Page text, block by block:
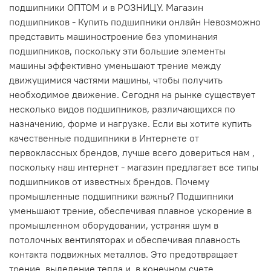
подшипники ОПТОМ и в РОЗНИЦУ. Магазин
подшипников - Купить подшипники онлайн Невозможно
представить машиностроение без упоминания
подшипников, поскольку эти большие элементы
машины эффективно уменьшают трение между
движущимися частями машины, чтобы получить
необходимое движение. Сегодня на рынке существует
несколько видов подшипников, различающихся по
назначению, форме и нагрузке. Если вы хотите купить
качественные подшипники в Интернете от
первоклассных брендов, лучше всего довериться нам ,
поскольку наш интернет - магазин предлагает все типы
подшипников от известных брендов. Почему
промышленные подшипники важны? Подшипники
уменьшают трение, обеспечивая плавное ускорение в
промышленном оборудовании, устраняя шум в
потолочных вентиляторах и обеспечивая плавность
контакта подвижных металлов. Это предотвращает
трение, выделение тепла и, в конечном счете,